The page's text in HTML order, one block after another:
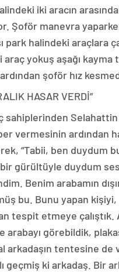
iki aracın
Şoför manevra
park halindeki araçlara
yokuş aşağı kayma
şoför hız
HASAR VERDİ”
sahiplerinden Selahattin
vermesinin ardından
“Tabii, ben duydum
gürültüyle duydum
Benim arabamın
bu. Bunu yapan
tespit etmeye çalıştık.
arabayı görebildik,
arkadaşın tentesine de
geçmiş ki arkadaş. Bir